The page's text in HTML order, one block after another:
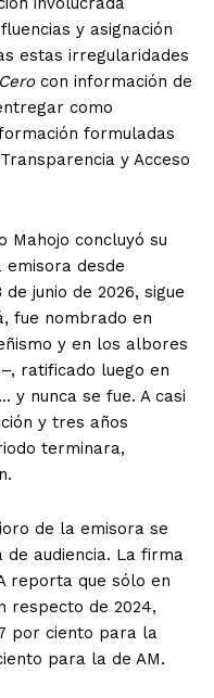
y asignación
estas irregularidades
con información de
como
formuladas
y Acceso
Mahojo concluyó su
desde
junio de 2026, sigue
fue nombrado en
y en los albores
ratificado luego en
y nunca se fue. A casi
y tres años
terminara,
de la emisora se
audiencia. La firma
reporta que sólo en
respecto de 2024,
por ciento para la
para la de AM.